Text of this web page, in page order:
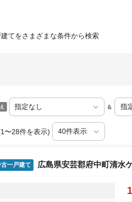
てをさまざまな条件から検索
＆
〜28件を表示)
一戸建て 広島県安芸郡府中町清水